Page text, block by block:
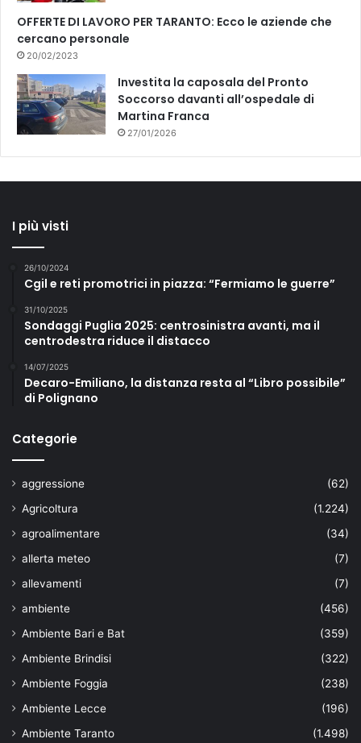
OFFERTE DI LAVORO PER TARANTO: Ecco le aziende che
cercano personale
20/02/2023
Investita la caposala del Pronto
Soccorso davanti all’ospedale di
Martina Franca
27/01/2026
I più visti
26/10/2024
Cgil e reti promotrici in piazza: “Fermiamo le guerre”
31/10/2025
Sondaggi Puglia 2025: centrosinistra avanti, ma il
centrodestra riduce il distacco
14/07/2025
Decaro-Emiliano, la distanza resta al “Libro possibile”
di Polignano
Categorie
aggressione
(62)
Agricoltura
(1.224)
agroalimentare
(34)
allerta meteo
(7)
allevamenti
(7)
ambiente
(456)
Ambiente Bari e Bat
(359)
Ambiente Brindisi
(322)
Ambiente Foggia
(238)
Ambiente Lecce
(196)
Ambiente Taranto
(1.498)